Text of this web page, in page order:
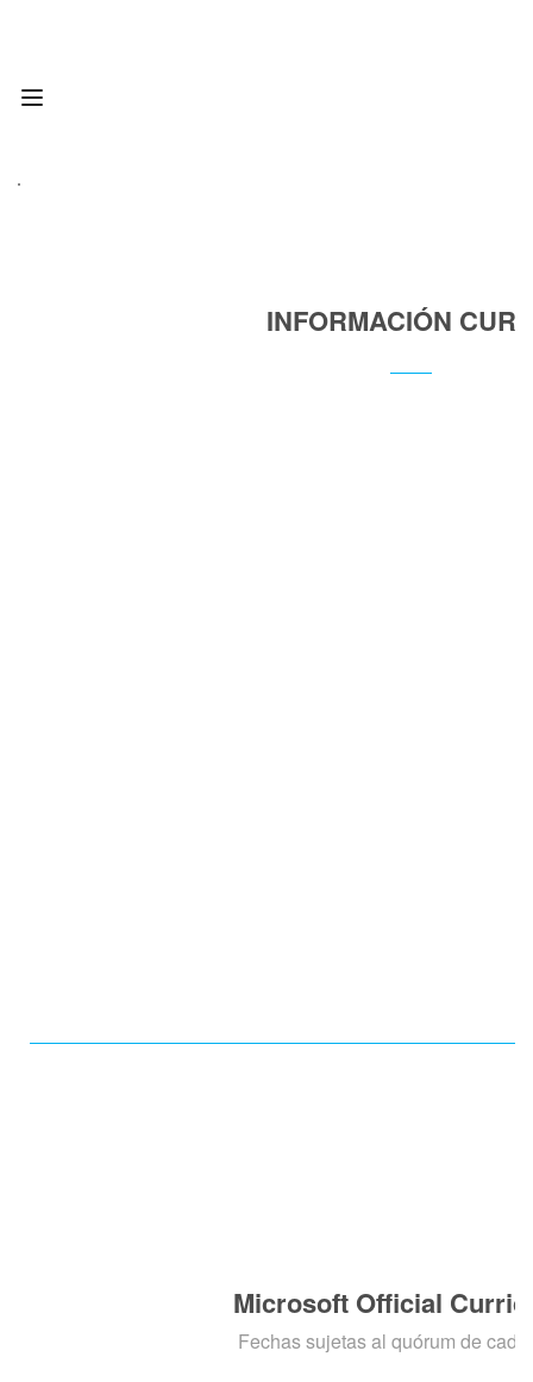
INFORMACIÓN
Microsoft Official
Fechas sujetas al quórum de cada